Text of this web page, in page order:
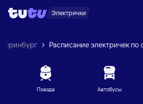
Электрички
Расписание электричек
Поезда Автобусы